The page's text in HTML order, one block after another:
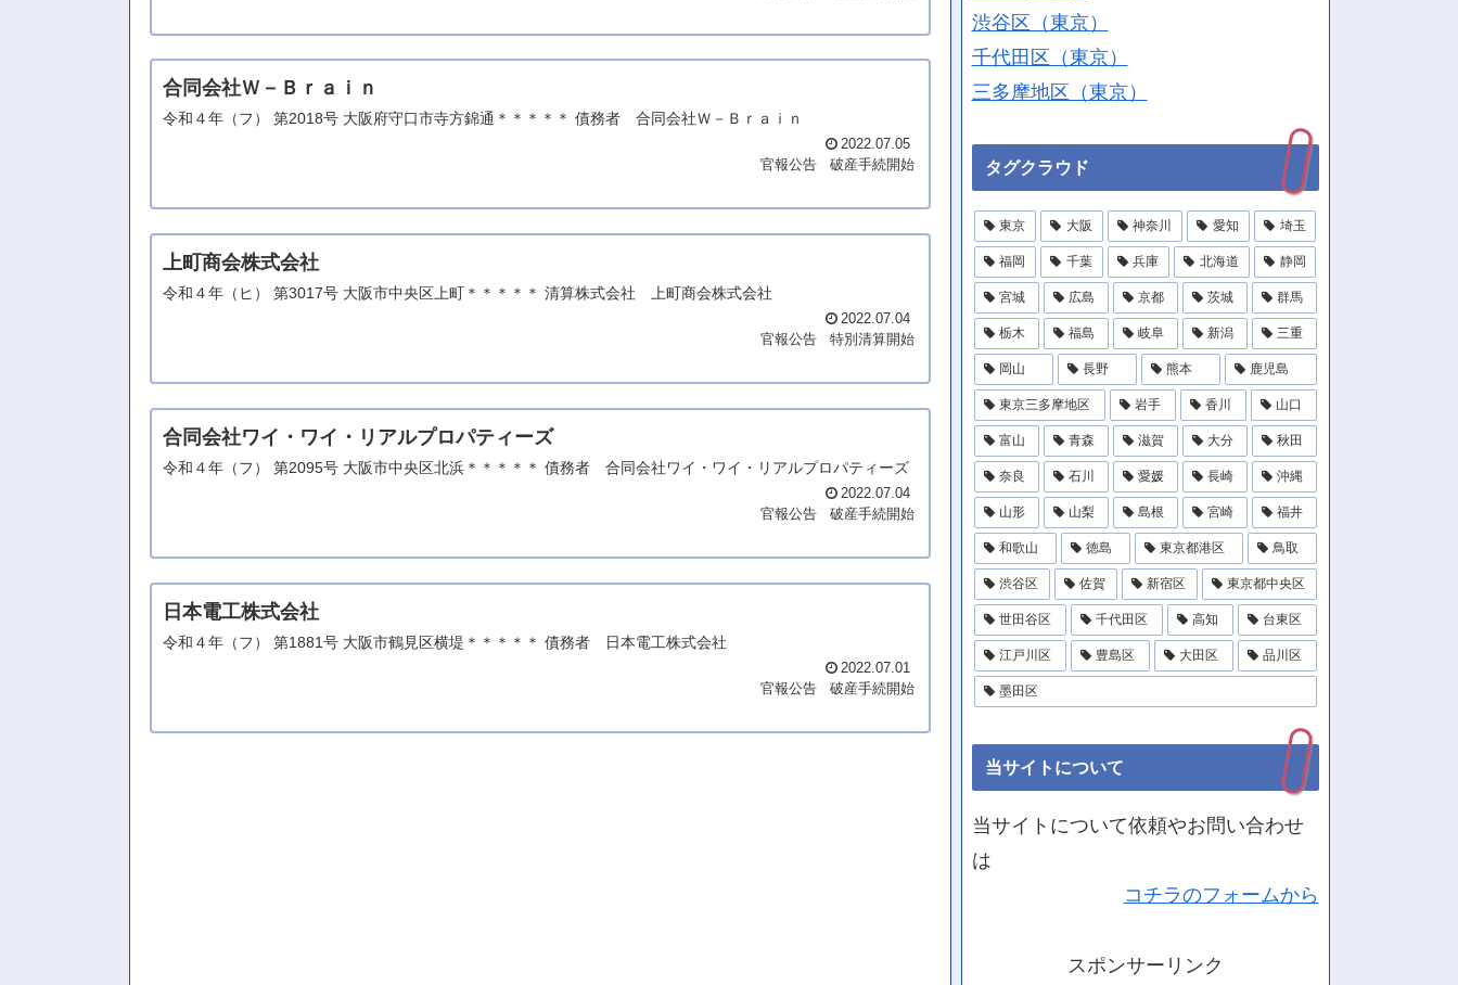
合同会社Ｗ－Ｂｒａｉｎ
令和４年（フ） 第2018号 大阪府守口市寺方錦通＊＊＊＊＊ 債務者 合同会社Ｗ－Ｂｒａｉｎ
2022.07.05
官報公告
破産手続開始
上町商会株式会社
令和４年（ヒ） 第3017号 大阪市中央区上町＊＊＊＊＊ 清算株式会社 上町商会株式会社
2022.07.04
官報公告
特別清算開始
合同会社ワイ・ワイ・リアルプロパティーズ
令和４年（フ） 第2095号 大阪市中央区北浜＊＊＊＊＊ 債務者 合同会社ワイ・ワイ・リアルプロパティーズ
2022.07.04
官報公告
破産手続開始
日本電工株式会社
令和４年（フ） 第1881号 大阪市鶴見区横堤＊＊＊＊＊ 債務者 日本電工株式会社
2022.07.01
官報公告
破産手続開始
渋谷区（東京）
千代田区（東京）
三多摩地区（東京）
タグクラウド
東京 大阪 神奈川 愛知 埼玉
福岡 千葉 兵庫 北海道 静岡
宮城 広島 京都 茨城 群馬
栃木 福島 岐阜 新潟 三重
岡山 長野 熊本 鹿児島
東京三多摩地区 岩手 香川 山口
富山 青森 滋賀 大分 秋田
奈良 石川 愛媛 長崎 沖縄
山形 山梨 島根 宮崎 福井
和歌山 徳島 東京都港区 鳥取
渋谷区 佐賀 新宿区 東京都中央区
世田谷区 千代田区 高知 台東区
江戸川区 豊島区 大田区 品川区
墨田区
当サイトについて
当サイトについて依頼やお問い合わせ
は
コチラのフォームから
スポンサーリンク